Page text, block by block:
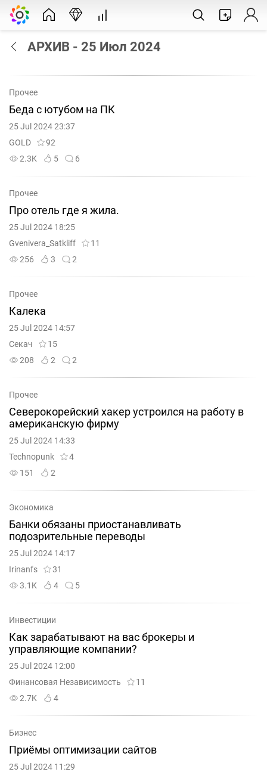
АРХИВ - 25 Июл 2024
Прочее
Беда с ютубом на ПК
25 Jul 2024 23:37
GOLD
92
2.3K
5 6
Прочее
Про отель где я жила.
25 Jul 2024 18:25
Gvenivera_Satkliff
11
256
3 2
Прочее
Калека
25 Jul 2024 14:57
Секач
15
208
2 2
Прочее
Северокорейский хакер устроился на работу в
американскую фирму
25 Jul 2024 14:33
Technopunk
4
151
2
Экономика
Банки обязаны приостанавливать
подозрительные переводы
25 Jul 2024 14:17
Irinanfs
31
3.1K
4 5
Инвестиции
Как зарабатывают на вас брокеры и
управляющие компании?
25 Jul 2024 12:00
Финансовая Независимость
11
2.7K
4
Бизнес
Приёмы оптимизации сайтов
25 Jul 2024 11:29